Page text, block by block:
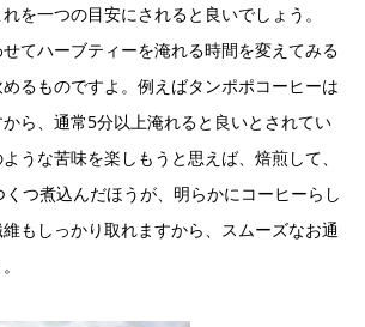
を一つの目安にされると良いでしょう。
てハーブティーを淹れる時間を変えてみる
るものですよ。例えばタンポポコーヒーは
ら、通常5分以上淹れると良いとされてい
うな苦味を楽しもうと思えば、焙煎して、
つ煮込んだほうが、明らかにコーヒーらし
もしっかり取れますから、スムーズなお通